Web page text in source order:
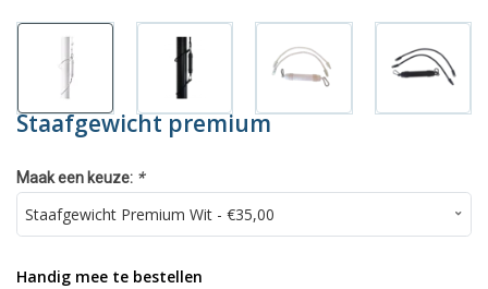
Staafgewicht premium
Maak een keuze: *
Handig mee te bestellen